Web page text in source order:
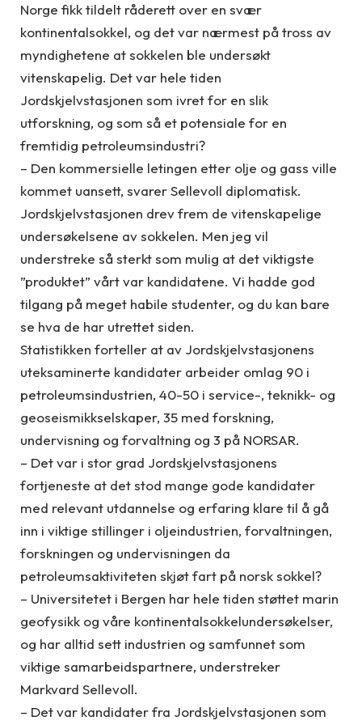
Norge fikk tildelt råderett over en svær
kontinentalsokkel, og det var nærmest på tross av
myndighetene at sokkelen ble undersøkt
vitenskapelig. Det var hele tiden
Jordskjelvstasjonen som ivret for en slik
utforskning, og som så et potensiale for en
fremtidig petroleumsindustri?
– Den kommersielle letingen etter olje og gass ville
kommet uansett, svarer Sellevoll diplomatisk.
Jordskjelvstasjonen drev frem de vitenskapelige
undersøkelsene av sokkelen. Men jeg vil
understreke så sterkt som mulig at det viktigste
”produktet” vårt var kandidatene. Vi hadde god
tilgang på meget habile studenter, og du kan bare
se hva de har utrettet siden.
Statistikken forteller at av Jordskjelvstasjonens
uteksaminerte kandidater arbeider omlag 90 i
petroleumsindustrien, 40-50 i service-, teknikk- og
geoseismikkselskaper, 35 med forskning,
undervisning og forvaltning og 3 på NORSAR.
– Det var i stor grad Jordskjelvstasjonens
fortjeneste at det stod mange gode kandidater
med relevant utdannelse og erfaring klare til å gå
inn i viktige stillinger i oljeindustrien, forvaltningen,
forskningen og undervisningen da
petroleumsaktiviteten skjøt fart på norsk sokkel?
– Universitetet i Bergen har hele tiden støttet marin
geofysikk og våre kontinentalsokkelundersøkelser,
og har alltid sett industrien og samfunnet som
viktige samarbeidspartnere, understreker
Markvard Sellevoll.
– Det var kandidater fra Jordskjelvstasjonen som